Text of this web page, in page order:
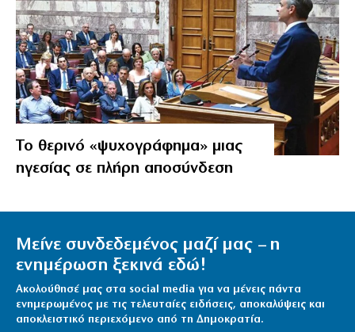
Το θερινό «ψυχογράφημα» μιας
ηγεσίας σε πλήρη αποσύνδεση
Μείνε συνδεδεμένος μαζί μας – η
ενημέρωση ξεκινά εδώ!
Ακολούθησέ μας στα social media για να μένεις πάντα
ενημερωμένος με τις τελευταίες ειδήσεις, αποκαλύψεις και
αποκλειστικό περιεχόμενο από τη Δημοκρατία.